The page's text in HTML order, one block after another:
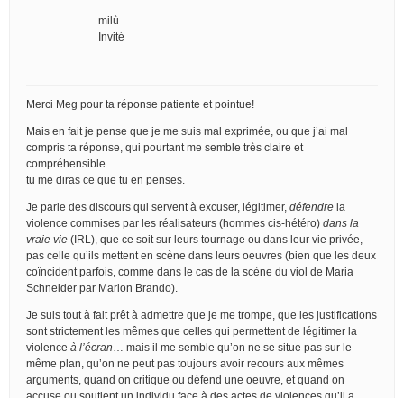
milù
Invité
Merci Meg pour ta réponse patiente et pointue!
Mais en fait je pense que je me suis mal exprimée, ou que j’ai mal
compris ta réponse, qui pourtant me semble très claire et
compréhensible.
tu me diras ce que tu en penses.
Je parle des discours qui servent à excuser, légitimer, défendre la
violence commises par les réalisateurs (hommes cis-hétéro) dans la
vraie vie (IRL), que ce soit sur leurs tournage ou dans leur vie privée,
pas celle qu’ils mettent en scène dans leurs oeuvres (bien que les deux
coïncident parfois, comme dans le cas de la scène du viol de Maria
Schneider par Marlon Brando).
Je suis tout à fait prêt à admettre que je me trompe, que les justifications
sont strictement les mêmes que celles qui permettent de légitimer la
violence à l’écran … mais il me semble qu’on ne se situe pas sur le
même plan, qu’on ne peut pas toujours avoir recours aux mêmes
arguments, quand on critique ou défend une oeuvre, et quand on